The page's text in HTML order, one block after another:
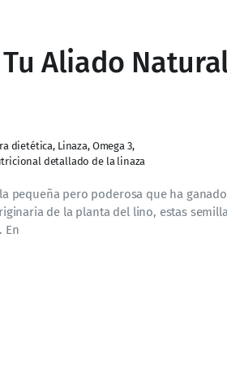
Aliado
dietética, Linaza, Omega 3,
detallado de la linaza
pequeña pero poderosa que ha ganado
de la planta del lino, estas
En